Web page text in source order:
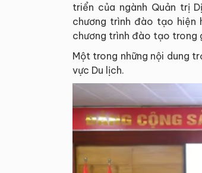
triển của ngành Quản trị
chương trình đào tạo hiện
chương trình đào tạo trong
Một trong những nội dung
vực Du lịch.